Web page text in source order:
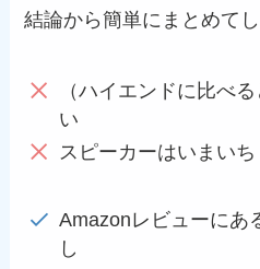
結論から簡単にまとめて
（ハイエンドに比べ
い
スピーカーはいまいち
Amazonレビューにあ
し